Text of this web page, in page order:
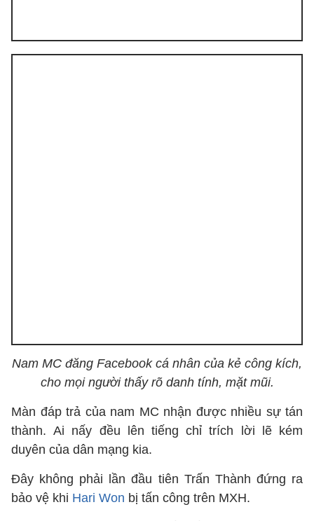
Nam MC đăng Facebook cá nhân của kẻ công kích,
cho mọi người thấy rõ danh tính, mặt mũi.
Màn đáp trả của nam MC nhận được nhiều sự tán
thành. Ai nấy đều lên tiếng chỉ trích lời lẽ kém
duyên của dân mạng kia.
Đây không phải lần đầu tiên Trấn Thành đứng ra
bảo vệ khi Hari Won bị tấn công trên MXH.